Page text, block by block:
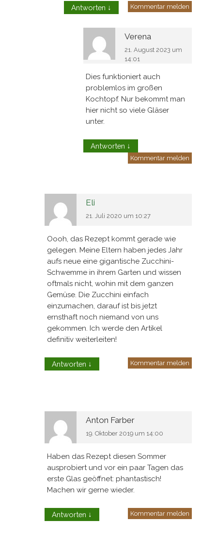
Antworten ↓ Kommentar melden
Verena
21. August 2023 um
14:01
Dies funktioniert auch
problemlos im großen
Kochtopf. Nur bekommt man
hier nicht so viele Gläser
unter.
Antworten ↓
Kommentar melden
Eli
21. Juli 2020 um 10:27
Oooh, das Rezept kommt gerade wie
gelegen. Meine Eltern haben jedes Jahr
aufs neue eine gigantische Zucchini-
Schwemme in ihrem Garten und wissen
oftmals nicht, wohin mit dem ganzen
Gemüse. Die Zucchini einfach
einzumachen, darauf ist bis jetzt
ernsthaft noch niemand von uns
gekommen. Ich werde den Artikel
definitiv weiterleiten!
Antworten ↓ Kommentar melden
Anton Farber
19. Oktober 2019 um 14:00
Haben das Rezept diesen Sommer
ausprobiert und vor ein paar Tagen das
erste Glas geöffnet: phantastisch!
Machen wir gerne wieder.
Antworten ↓ Kommentar melden